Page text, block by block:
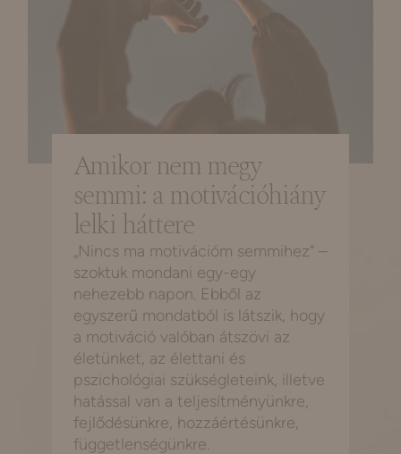
Amikor nem megy
semmi: a motivációhiány
lelki háttere
„Nincs ma motivációm semmihez” –
szoktuk mondani egy-egy
nehezebb napon. Ebből az
egyszerű mondatból is látszik, hogy
a motiváció valóban átszövi az
életünket, az élettani és
pszichológiai szükségleteink, illetve
hatással van a teljesítményünkre,
fejlődésünkre, hozzáértésünkre,
függetlenségünkre.